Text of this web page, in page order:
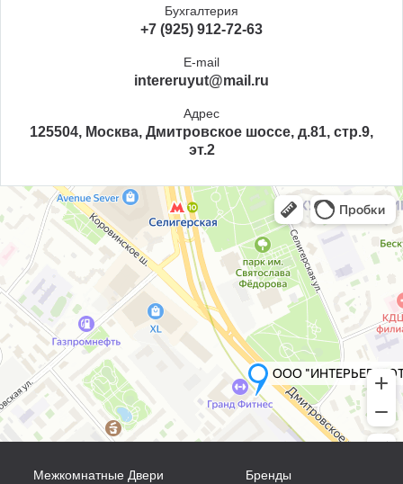
Бухгалтерия
+7 (925) 912-72-63
E-mail
intereruyut@mail.ru
Адрес
125504, Москва, Дмитровское шоссе, д.81, стр.9,
эт.2
Межкомнатные Двери
Бренды